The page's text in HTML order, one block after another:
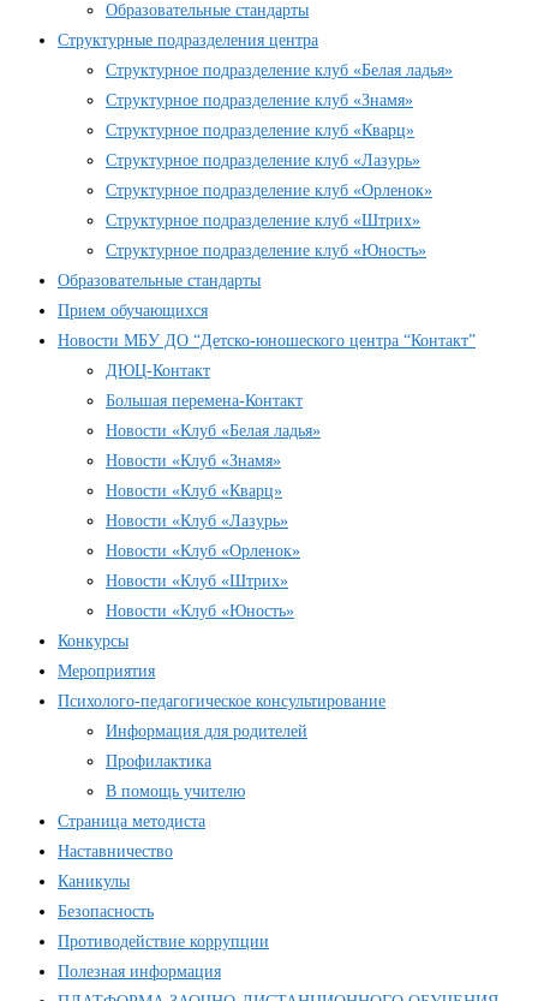
Образовательные стандарты
Структурные подразделения центра
Структурное подразделение клуб «Белая ладья»
Структурное подразделение клуб «Знамя»
Структурное подразделение клуб «Кварц»
Структурное подразделение клуб «Лазурь»
Структурное подразделение клуб «Орленок»
Структурное подразделение клуб «Штрих»
Структурное подразделение клуб «Юность»
Образовательные стандарты
Прием обучающихся
Новости МБУ ДО “Детско-юношеского центра “Контакт”
ДЮЦ-Контакт
Большая перемена-Контакт
Новости «Клуб «Белая ладья»
Новости «Клуб «Знамя»
Новости «Клуб «Кварц»
Новости «Клуб «Лазурь»
Новости «Клуб «Орленок»
Новости «Клуб «Штрих»
Новости «Клуб «Юность»
Конкурсы
Мероприятия
Психолого-педагогическое консультирование
Информация для родителей
Профилактика
В помощь учителю
Страница методиста
Наставничество
Каникулы
Безопасность
Противодействие коррупции
Полезная информация